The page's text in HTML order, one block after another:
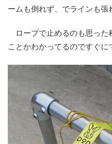
ームも倒れず、でラインも張
ロープで止めるのも思った
ことかわかってるのですぐに